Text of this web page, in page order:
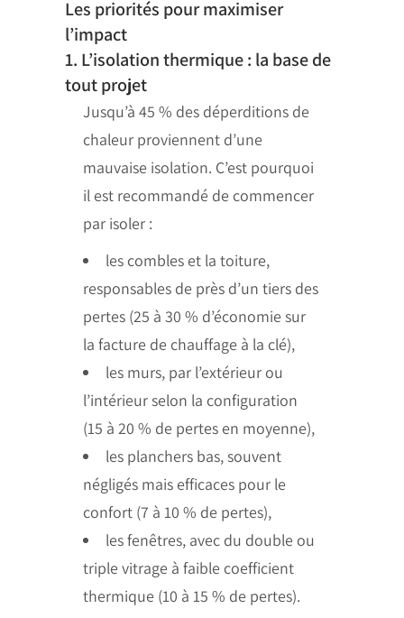
Les priorités pour maximiser
l’impact
1. L’isolation thermique : la base de
tout projet
Jusqu’à 45 % des déperditions de
chaleur proviennent d’une
mauvaise isolation. C’est pourquoi
il est recommandé de commencer
par isoler :
les combles et la toiture,
responsables de près d’un tiers des
pertes (25 à 30 % d’économie sur
la facture de chauffage à la clé),
les murs, par l’extérieur ou
l’intérieur selon la configuration
(15 à 20 % de pertes en moyenne),
les planchers bas, souvent
négligés mais efficaces pour le
confort (7 à 10 % de pertes),
les fenêtres, avec du double ou
triple vitrage à faible coefficient
thermique (10 à 15 % de pertes).